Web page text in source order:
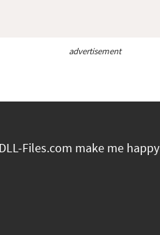
advertisement
DLL-Files.com make me happy